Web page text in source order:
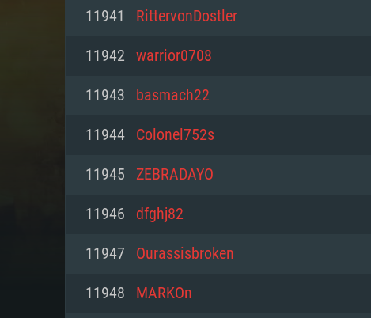
11941 RittervonDostler
11942 warrior0708
11943 basmach22
11944 Colonel752s
11945 ZEBRADAYO
11946 dfghj82
11947 Ourassisbroken
11948 MARKOn